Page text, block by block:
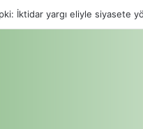
İktidar yargı eliyle siyasete